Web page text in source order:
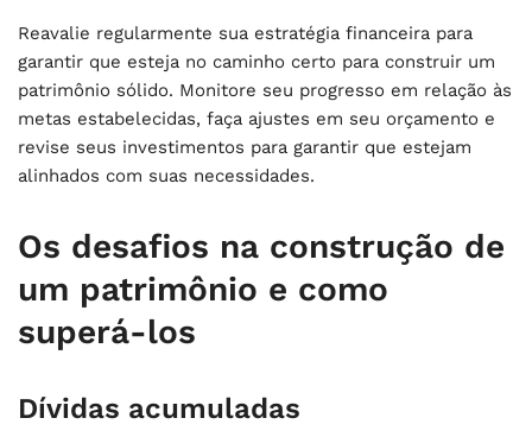
Reavalie regularmente sua estratégia financeira para
garantir que esteja no caminho certo para construir um
patrimônio sólido. Monitore seu progresso em relação às
metas estabelecidas, faça ajustes em seu orçamento e
revise seus investimentos para garantir que estejam
alinhados com suas necessidades.
Os desafios na construção de
um patrimônio e como
superá-los
Dívidas acumuladas